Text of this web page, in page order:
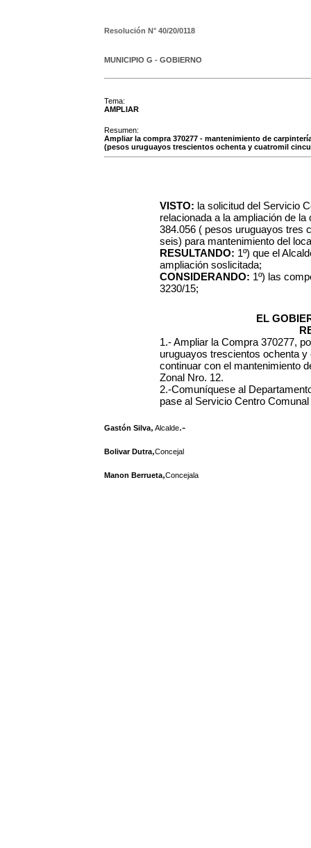
Resolución N° 40/20/0118
MUNICIPIO G - GOBIERNO
Tema:
AMPLIAR
Resumen:
Ampliar la compra 370277 - mantenimiento de
(pesos uruguayos trescientos ochenta y cuatromil
VISTO: la solicitud del Servicio
relacionada a la ampliación de
384.056 ( pesos uruguayos tres
seis) para mantenimiento del
RESULTANDO: 1º) que el
ampliación soslicitada;
CONSIDERANDO: 1º) las
3230/15;
EL
1.- Ampliar la Compra 370277,
uruguayos trescientos ochenta
continuar con el mantenimiento
Zonal Nro. 12.
2.-Comuníquese al
pase al Servicio Centro
Gastón Silva, Alcalde.-
Bolivar Dutra,Concejal
Manon Berrueta,Concejala